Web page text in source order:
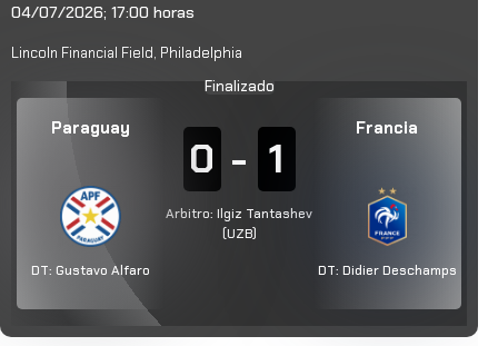
04/07/2026; 17:00 horas
Lincoln Financial Field, Philadelphia
Paraguay
DT: Gustavo Alfaro
Finalizado
0 - 1
Arbitro: Ilgiz Tantashev
(UZB)
Francia
DT: Didier Deschamps